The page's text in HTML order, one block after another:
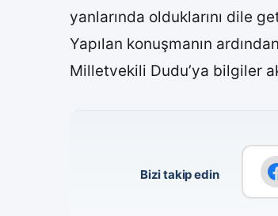
yanlarında olduklarını dile
Yapılan konuşmanın
Milletvekili Dudu’ya bilgiler
Bizi takip edin